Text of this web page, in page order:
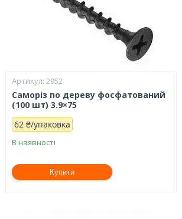
2952
Саморіз по дереву фосфатований
(100 шт) 3.9×75
62 ₴/упаковка
В наявності
Купити